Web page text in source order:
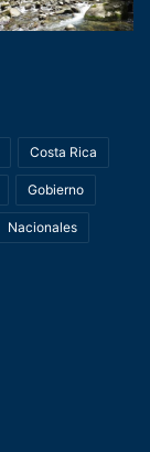
Costa Rica
Gobierno
Nacionales